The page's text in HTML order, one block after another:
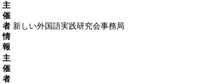
主
催
者
情
報
新しい外国語実践研究会事務局
主
催
者